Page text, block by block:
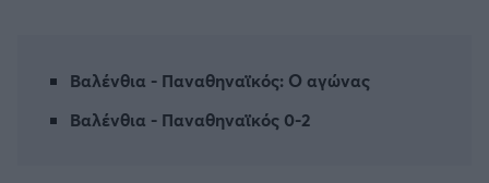
Παναιτωλικός
Βαλένθια - Παναθηναϊκός: Ο αγώνας
Βαλένθια - Παναθηναϊκός 0-2